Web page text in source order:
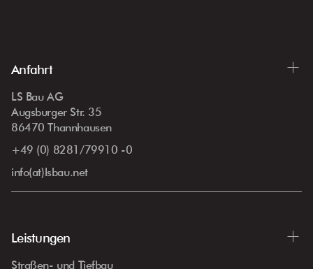
Anfahrt
LS Bau AG
Augsburger Str. 35
86470 Thannhausen
+49 (0) 8281/79910 -0
info(at)lsbau.net
Leistungen
Straßen- und Tiefbau